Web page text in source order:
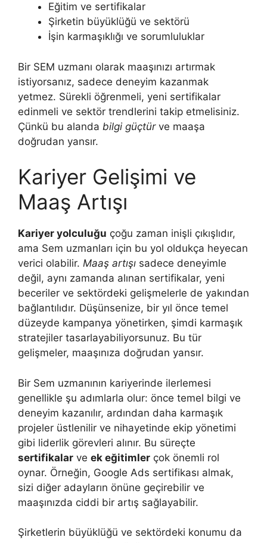
Eğitim ve sertifikalar
Şirketin büyüklüğü ve sektörü
İşin karmaşıklığı ve sorumluluklar
Bir SEM uzmanı olarak maaşınızı artırmak
istiyorsanız, sadece deneyim kazanmak
yetmez. Sürekli öğrenmeli, yeni sertifikalar
edinmeli ve sektör trendlerini takip etmelisiniz.
Çünkü bu alanda bilgi güçtürve maaşa
doğrudan yansır.
Kariyer Gelişimi ve
Maaş Artışı
Kariyer yolculuğu çoğu zaman inişli çıkışlıdır,
ama Sem uzmanları için bu yol oldukça heyecan
verici olabilir. Maaş artışı sadece deneyimle
değil, aynı zamanda alınan sertifikalar, yeni
beceriler ve sektördeki gelişmelerle de yakından
bağlantılıdır. Düşünsenize, bir yıl önce temel
düzeyde kampanya yönetirken, şimdi karmaşık
stratejiler tasarlayabiliyorsunuz. Bu tür
gelişmeler, maaşınıza doğrudan yansır.
Bir Sem uzmanının kariyerinde ilerlemesi
genellikle şu adımlarla olur: önce temel bilgi ve
deneyim kazanılır, ardından daha karmaşık
projeler üstlenilir ve nihayetinde ekip yönetimi
gibi liderlik görevleri alınır. Bu süreçte
sertifikalar ve ek eğitimler çok önemli rol
oynar. Örneğin, Google Ads sertifikası almak,
sizi diğer adayların önüne geçirebilir ve
maaşınızda ciddi bir artış sağlayabilir.
Şirketlerin büyüklüğü ve sektördeki konumu da